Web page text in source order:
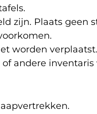
zijn. Plaats
worden verplaatst.
of andere